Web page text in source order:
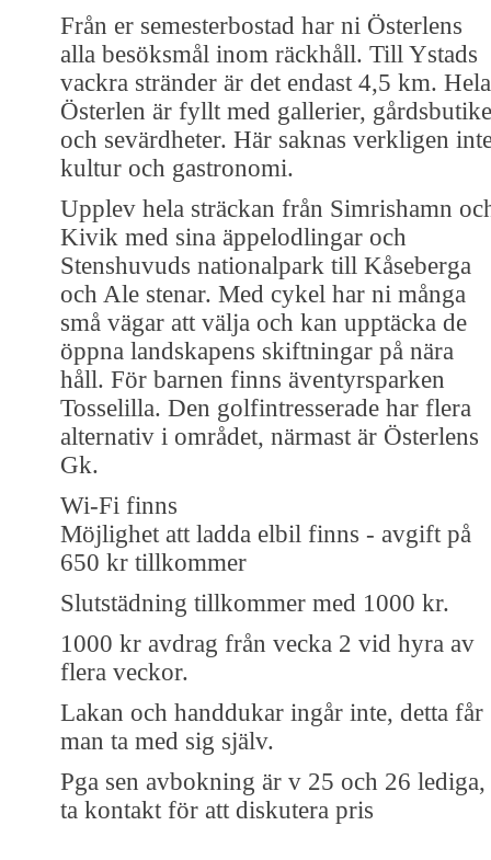
Från er semesterbostad har ni Österlens
alla besöksmål inom räckhåll. Till Ystads
vackra stränder är det endast 4,5 km. Hela
Österlen är fyllt med gallerier,
och sevärdheter. Här saknas verkligen
kultur och gastronomi.
Upplev hela sträckan från Simrishamn
Kivik med sina äppelodlingar och
Stenshuvuds nationalpark till Kåseberga
och Ale stenar. Med cykel har ni många
små vägar att välja och kan upptäcka de
öppna landskapens skiftningar på nära
håll. För barnen finns äventyrsparken
Tosselilla. Den golfintresserade har flera
alternativ i området, närmast är Österlens
Gk.
Wi-Fi finns
Möjlighet att ladda elbil finns - avgift på
650 kr tillkommer
Slutstädning tillkommer med 1000 kr.
1000 kr avdrag från vecka 2 vid hyra av
flera veckor.
Lakan och handdukar ingår inte, detta får
man ta med sig själv.
Pga sen avbokning är v 25 och 26 lediga,
ta kontakt för att diskutera pris